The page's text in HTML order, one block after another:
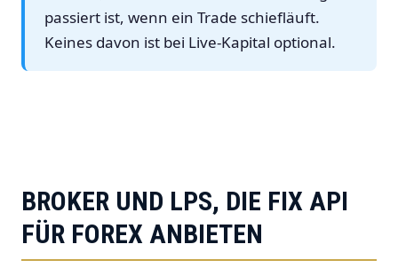
passiert ist, wenn ein Trade schiefläuft.
Keines davon ist bei Live-Kapital optional.
BROKER UND LPS, DIE FIX API
FÜR FOREX ANBIETEN